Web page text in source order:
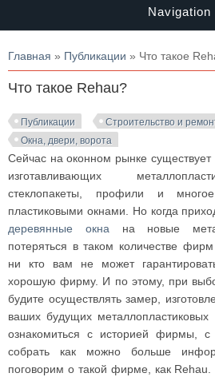
Navigation
Вы здесь
Главная » Публикации » Что такое
Что такое Rehau?
Публикации
Строительство и
Окна, двери, ворота
Сейчас на оконном рынке
изготавливающих
стеклопакеты, профили и
пластиковыми окнами. Но когда
деревянные окна на новые
потеряться в таком количестве
ни кто вам не может
хорошую фирму. И по этому, при
будите осуществлять замер,
ваших будущих металлопластиковых
ознакомиться с историей фирмы,
собрать как можно больше
поговорим о такой фирме, как